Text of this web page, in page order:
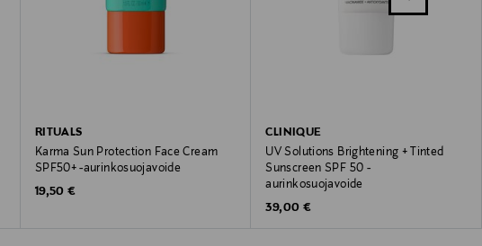
RITUALS
Karma Sun Protection Face Cream
SPF50+ -aurinkosuojavoide
Original Price
19,50 €
CLINIQUE
UV Solutions Brightening + Tinted
Sunscreen SPF 50 -
aurinkosuojavoide
Original Price
39,00 €